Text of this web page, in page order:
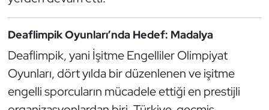
Deaflimpik Oyunları’nda Hedef: Madalya
Deaflimpik, yani İşitme Engelliler Olimpiyat
Oyunları, dört yılda bir düzenlenen ve işitme
engelli sporcuların mücadele ettiği en prestijli
Tenis
Triatlon
Voleybol